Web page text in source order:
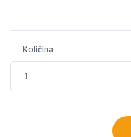
Količina